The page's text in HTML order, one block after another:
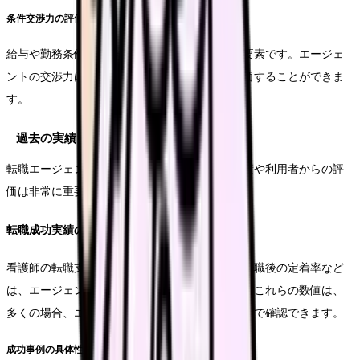
条件交渉力の評価
給与や勤務条件の交渉は、転職の成功の重要な要素です。エージェ
ントの交渉力は、過去の実績や成功事例から評価することができま
す。
過去の実績と評価
転職エージェント性を判断する上で、過去の実績や利用者からの評
価は非常に重要な情報となります。
転職成功実績の確認
看護師の転職支援実績、特に希望条件達成率や転職後の定着率など
は、エージェントの実力を示す重要な指標です。これらの数値は、
多くの場合、エージェントのウェブサイトや資料で確認できます。
成功事例の具体性